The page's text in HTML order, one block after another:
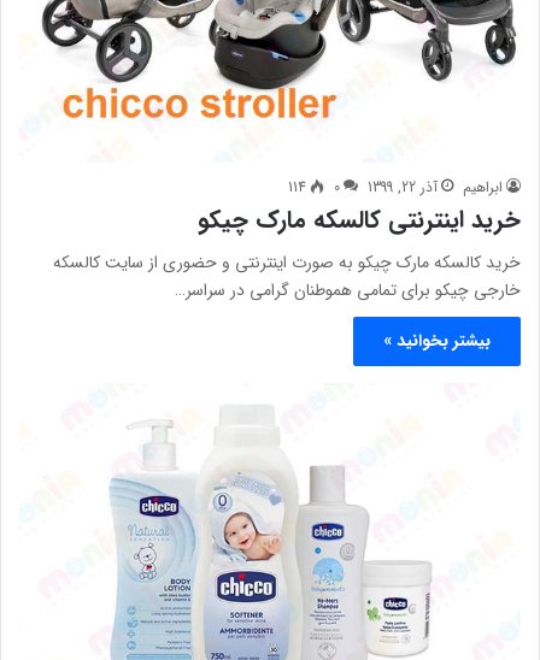
ابراهیم آذر 22, 1399 0
114
خرید اینترنتی کالسکه مارک چیکو
خرید کالسکه مارک چیکو به صورت اینترنتی و حضوری از سایت کالسکه
خارجی چیکو برای تمامی هموطنان گرامی در سراسر…
بیشتر بخوانید »